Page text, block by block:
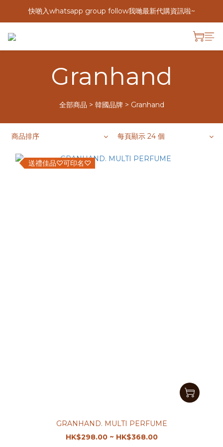
快啲入whatsapp group follow我哋最新代購資訊啦~
Granhand
全部商品 > 韓國品牌> Granhand
商品排序 每頁顯示 24 個
送禮佳品♡可印名♡
GRANHAND. MULTI PERFUME
HK$298.00 ~ HK$368.00